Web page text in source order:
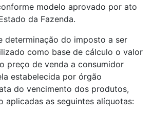
modelo aprovado por ato
da Fazenda.
determinação do imposto a ser
como base de cálculo o valor
preço de venda a consumidor
estabelecida por órgão
do vencimento dos produtos,
aplicadas as seguintes alíquotas: